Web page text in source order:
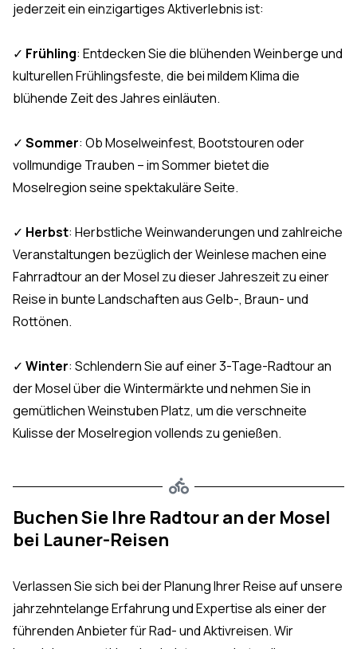
jederzeit ein einzigartiges Aktiverlebnis ist:
✓ Frühling: Entdecken Sie die blühenden Weinberge und
kulturellen Frühlingsfeste, die bei mildem Klima die
blühende Zeit des Jahres einläuten.
✓ Sommer: Ob Moselweinfest, Bootstouren oder
vollmundige Trauben – im Sommer bietet die
Moselregion seine spektakuläre Seite.
✓ Herbst: Herbstliche Weinwanderungen und zahlreiche
Veranstaltungen bezüglich der Weinlese machen eine
Fahrradtour an der Mosel zu dieser Jahreszeit zu einer
Reise in bunte Landschaften aus Gelb-, Braun- und
Rottönen.
✓ Winter: Schlendern Sie auf einer 3-Tage-Radtour an
der Mosel über die Wintermärkte und nehmen Sie in
gemütlichen Weinstuben Platz, um die verschneite
Kulisse der Moselregion vollends zu genießen.
Buchen Sie Ihre Radtour an der Mosel
bei Launer-Reisen
Verlassen Sie sich bei der Planung Ihrer Reise auf unsere
jahrzehntelange Erfahrung und Expertise als einer der
führenden Anbieter für Rad- und Aktivreisen. Wir